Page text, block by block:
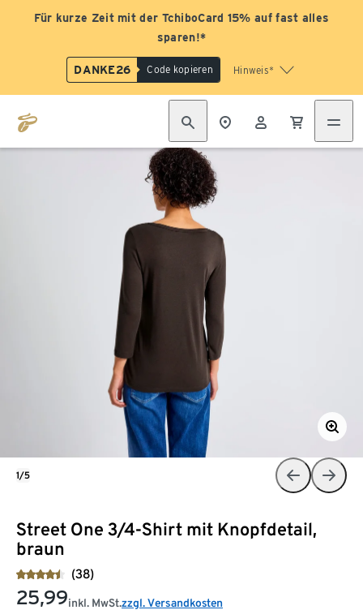
Für kurze Zeit mit der TchiboCard 15% auf fast alles
sparen!*
DANKE26 Code kopieren Hinweis*
Street One 3/4-Shirt mit Knopfdetail,
braun
(38)
25,99inkl. MwSt.zzgl. Versandkosten
1/5